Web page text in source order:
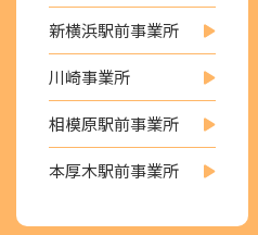
新横浜駅前事業所
川崎事業所
相模原駅前事業所
本厚木駅前事業所